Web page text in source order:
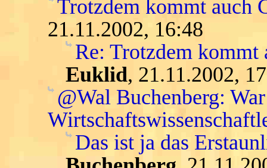
Trotzdem kommt auch
21.11.2002, 16:48
Re: Trotzdem
Euklid, 21.11.2002,
@Wal Buchenberg:
Das ist ja das